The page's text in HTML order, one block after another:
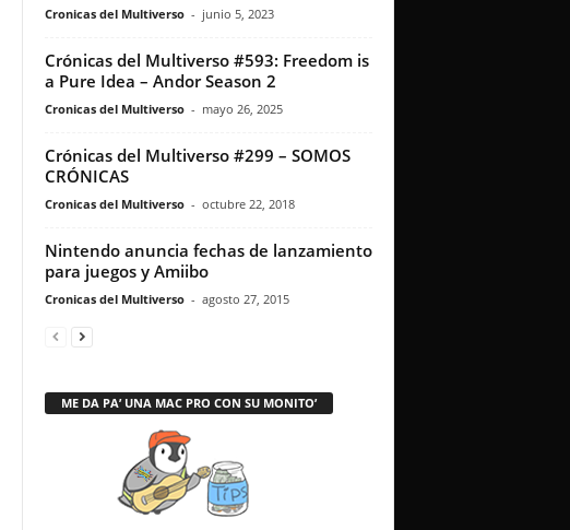
Cronicas del Multiverso - junio 5, 2023
Crónicas del Multiverso #593: Freedom is
a Pure Idea – Andor Season 2
Cronicas del Multiverso - mayo 26, 2025
Crónicas del Multiverso #299 – SOMOS
CRÓNICAS
Cronicas del Multiverso - octubre 22, 2018
Nintendo anuncia fechas de lanzamiento
para juegos y Amiibo
Cronicas del Multiverso - agosto 27, 2015
ME DA PA’ UNA MAC PRO CON SU MONITO’